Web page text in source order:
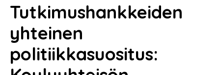
Tutkimushankkeiden
yhteinen
politiikkasuositus: